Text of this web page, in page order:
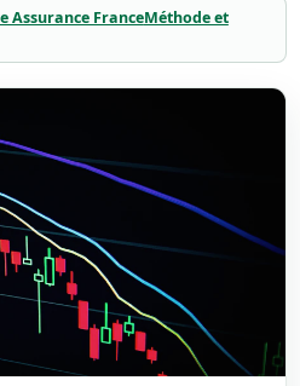
Assurance FranceMéthode et